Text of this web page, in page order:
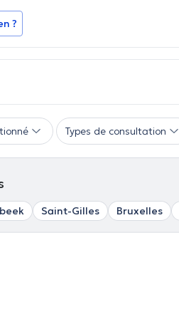
?
Types de consultation
Saint-Gilles Bruxelles